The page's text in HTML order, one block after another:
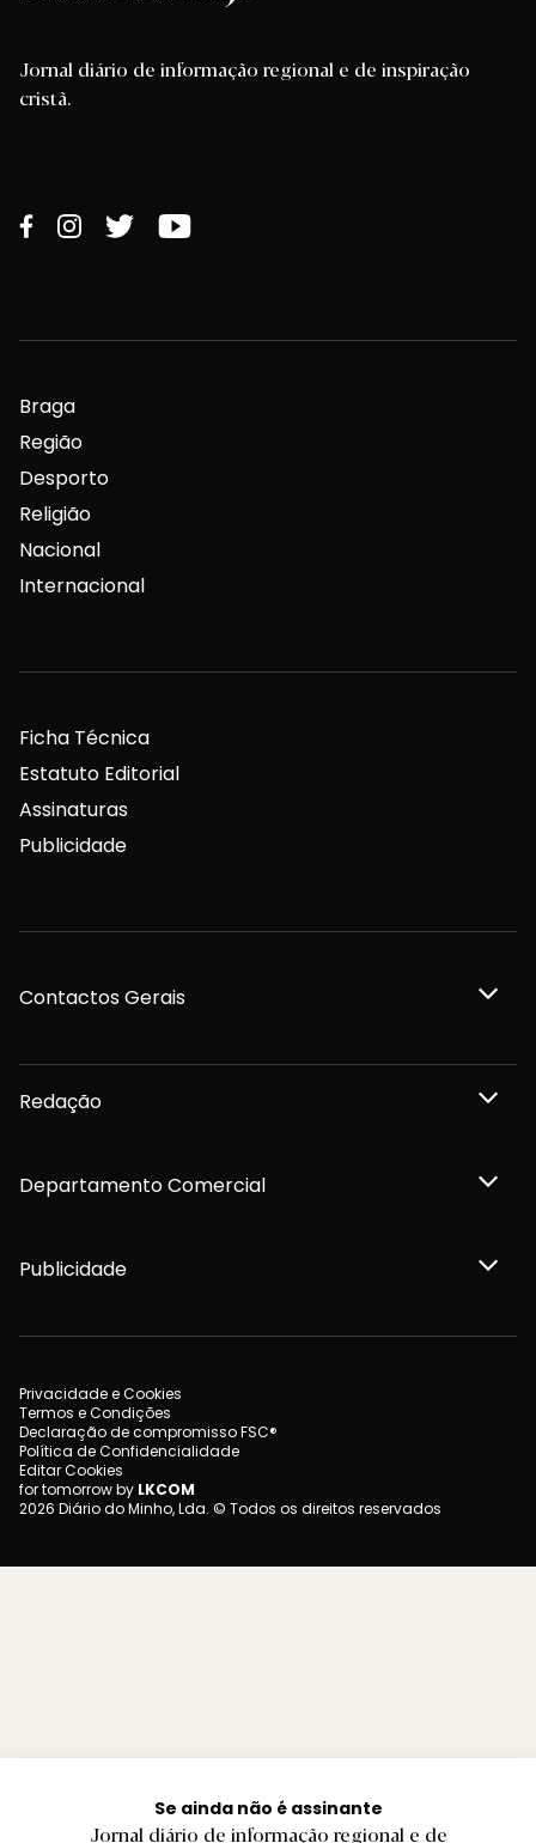
Se ainda não é assinante
Jornal diário de informação regional e de
Jornal diário de informação regional e de inspiração
cristã.
Braga
Região
Desporto
Religião
Nacional
Internacional
Ficha Técnica
Estatuto Editorial
Assinaturas
Publicidade
Contactos Gerais
Redação
Departamento Comercial
Publicidade
Privacidade e Cookies
Termos e Condições
Declaração de compromisso FSC®
Política de Confidencialidade
Editar Cookies
for tomorrow by LKCOM
2026 Diário do Minho, Lda. © Todos os direitos reservados